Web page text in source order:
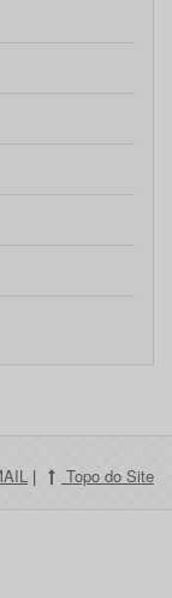
| Topo do Site